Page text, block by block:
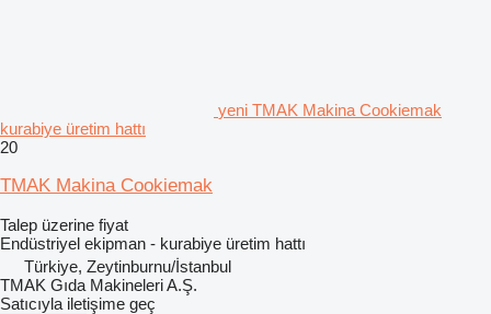
yeni TMAK Makina Cookiemak
kurabiye üretim hattı
20
TMAK Makina Cookiemak
Talep üzerine fiyat
Endüstriyel ekipman - kurabiye üretim hattı
Türkiye, Zeytinburnu/İstanbul
TMAK Gıda Makineleri A.Ş.
Satıcıyla iletişime geç